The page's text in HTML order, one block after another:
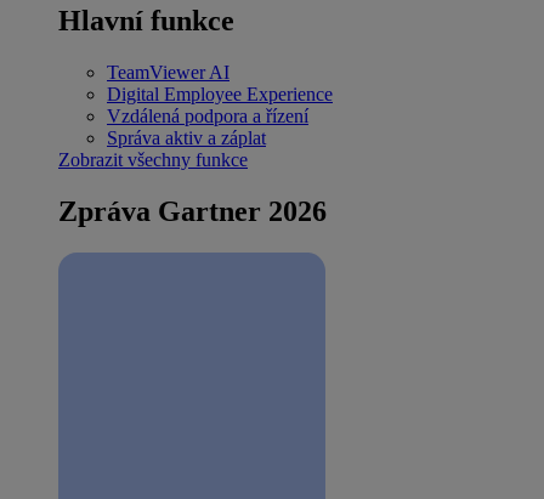
Hlavní funkce
TeamViewer AI
Digital Employee Experience
Vzdálená podpora a řízení
Správa aktiv a záplat
Zobrazit všechny funkce
Zpráva Gartner 2026